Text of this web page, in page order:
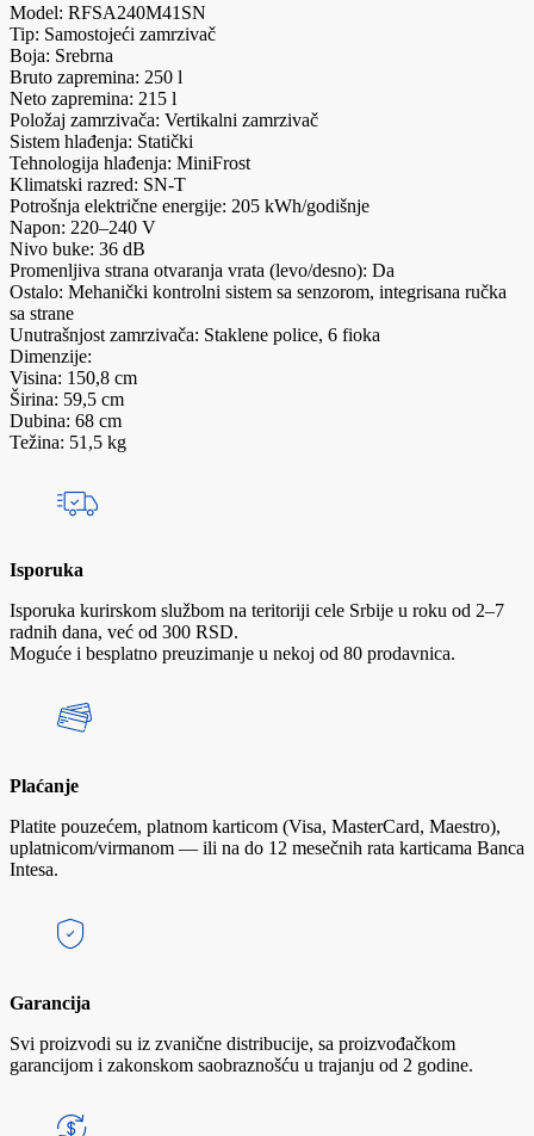
Model: RFSA240M41SN
Tip: Samostojeći zamrzivač
Boja: Srebrna
Bruto zapremina: 250 l
Neto zapremina: 215 l
Položaj zamrzivača: Vertikalni zamrzivač
Sistem hlađenja: Statički
Tehnologija hlađenja: MiniFrost
Klimatski razred: SN-T
Potrošnja električne energije: 205 kWh/godišnje
Napon: 220–240 V
Nivo buke: 36 dB
Promenljiva strana otvaranja vrata (levo/desno): Da
Ostalo: Mehanički kontrolni sistem sa senzorom, integrisana ručka
sa strane
Unutrašnjost zamrzivača: Staklene police, 6 fioka
Dimenzije:
Visina: 150,8 cm
Širina: 59,5 cm
Dubina: 68 cm
Težina: 51,5 kg
Isporuka
Isporuka kurirskom službom na teritoriji cele Srbije u roku od 2–7
radnih dana, već od 300 RSD.
Moguće i besplatno preuzimanje u nekoj od 80 prodavnica.
Plaćanje
Platite pouzećem, platnom karticom (Visa, MasterCard, Maestro),
uplatnicom/virmanom — ili na do 12 mesečnih rata karticama Banca
Intesa.
Garancija
Svi proizvodi su iz zvanične distribucije, sa proizvođačkom
garancijom i zakonskom saobraznošću u trajanju od 2 godine.